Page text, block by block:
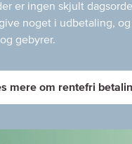
er ingen skjult
noget i udbetaling,
gebyrer.
mere om rentefri